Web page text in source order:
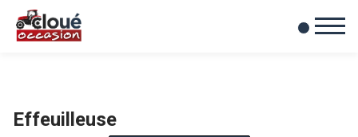
Mes favoris
0
Effeuilleuse